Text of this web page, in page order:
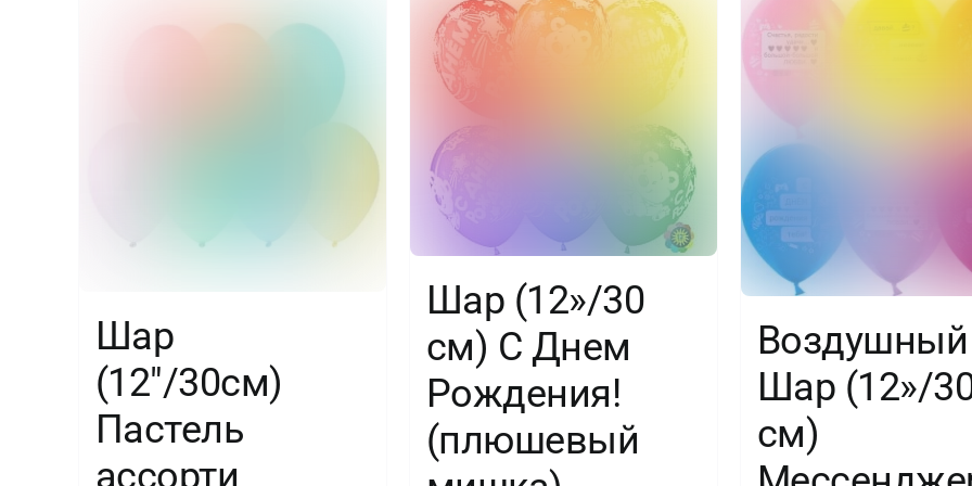
ст,
25
шт.
Шар
(12″/30см)
Пастель
ассорти
Шар (12»/30
см) С Днем
Рождения!
(плюшевый
Воздушный
Шар (12»/
см)